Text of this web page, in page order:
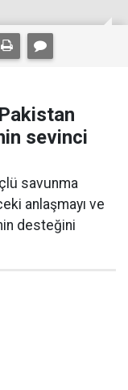
sevinci
savunma
anlaşmayı ve
desteğini